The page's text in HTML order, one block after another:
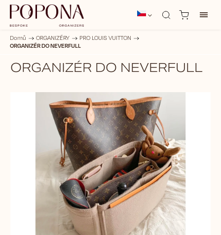
Domů / ORGANIZÉRY / PRO LOUIS VUITTON /
ORGANIZÉR DO NEVERFULL
ORGANIZÉR DO NEVERFULL